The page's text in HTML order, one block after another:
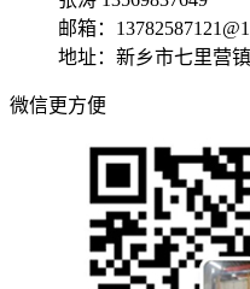
邮箱：
地址：新乡市七里营
微信更方便